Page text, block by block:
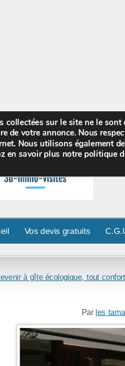
Vos devis gratuits
à gîte écologique, tout
Par les
collectées sur le site ne le
de votre annonce. Nous
Nous utilisons également
en savoir plus notre politique